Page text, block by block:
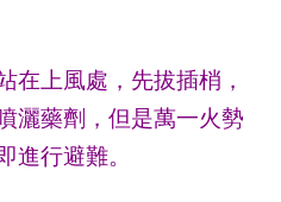
在上風處，先拔插梢，
灑藥劑，但是萬一火勢
進行避難。